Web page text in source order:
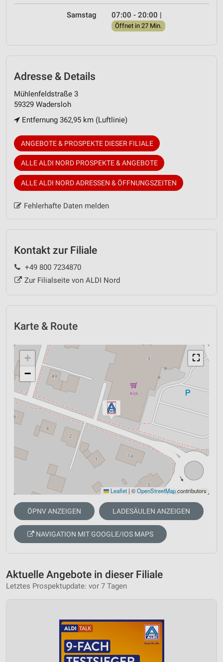
Samstag 07:00 - 20:00 |
Öffnet in 27 Min.
Adresse & Details
Mühlenfeldstraße 3
59329 Wadersloh
Entfernung 362,95 km (Luftlinie)
ANGEBOTE & PROSPEKTE DIESER FILIALE
ALLE ALDI NORD PROSPEKTE & ANGEBOTE
ALLE ALDI NORD ADRESSEN & ÖFFNUNGSZEITEN
Fehlerhafte Daten melden
Kontakt zur Filiale
+49 800 7234870
Zur Filialseite von ALDI Nord
Karte & Route
⛶
+
−
Leaflet | ©OpenStreetMapcontributors
ÖPNV ANZEIGEN LADESÄULEN ANZEIGEN
NAVIGATION MIT GOOGLE/IOS MAPS
Aktuelle Angebote in dieser Filiale
Letztes Prospektupdate: vor 7 Tagen